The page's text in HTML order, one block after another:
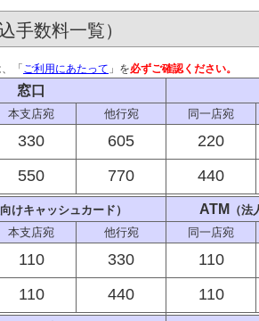
手数料一覧）
「 ご利用にあたって 」を必ずご確認ください。
窓口
本支店宛 他行宛 同一店宛
330 605 220
550 770 440
向けキャッシュカード） ATM （
本支店宛 他行宛 同一店宛
110 330 110
110 440 110